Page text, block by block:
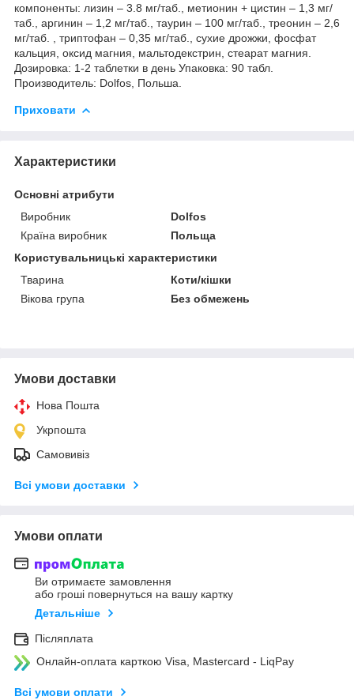
компоненты: лизин – 3.8 мг/таб., метионин + цистин – 1,3 мг/
таб., аргинин – 1,2 мг/таб., таурин – 100 мг/таб., треонин – 2,6
мг/таб. , триптофан – 0,35 мг/таб., сухие дрожжи, фосфат
кальция, оксид магния, мальтодекстрин, стеарат магния.
Дозировка: 1-2 таблетки в день Упаковка: 90 табл.
Производитель: Dolfos, Польша.
Приховати
Характеристики
Основні атрибути
Виробник
Dolfos
Країна виробник
Польща
Користувальницькі характеристики
Тварина
Коти/кішки
Вікова група
Без обмежень
Умови доставки
Нова Пошта
Укрпошта
Самовивіз
Всі умови доставки
Умови оплати
Ви отримаєте замовлення
або гроші повернуться на вашу картку
Детальніше
Післяплата
Онлайн-оплата карткою Visa, Mastercard - LiqPay
Всі умови оплати